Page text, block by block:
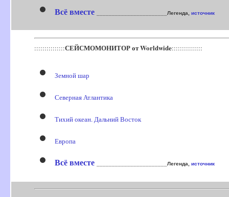
Всё вместе _______________________Легенда, источник
:::::::::::::::СЕЙСМОМОНИТОР от Worldwide:::::::::::::::
Земной шар
Северная Атлантика
Тихий океан. Дальний Восток
Европа
Всё вместе _______________________Легенда, источник